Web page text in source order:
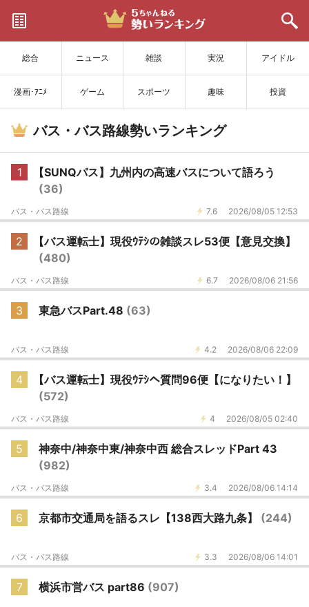
総合 ニュース 雑談 実況 アイドル
漫画･ｱﾆﾒ ゲーム スポーツ 趣味 投資
サイトを更新
バス・バス路線勢いランキング
1
【SUNQパス】九州内の高速バスについて語ろう
(36)
7.6 2026/08/05 12:53
バス・バス路線
2
【バス運転士】現役ｳﾃｼの雑談スレ53便【意見交換】
(480)
6.7 2026/08/06 21:56
バス・バス路線
3 東急バスPart.48 (63)
4.2 2026/08/06 22:09
バス・バス路線
4
【バス運転士】現役ｳﾃｼへ質問96便【になりたい！】
(572)
4 2026/08/05 02:40
バス・バス路線
5
神奈中/神奈中東/神奈中西 総合スレッドPart 43
(982)
3.4 2026/08/06 14:14
バス・バス路線
6 京都市交通局を語るスレ【138西大路九条】 (244)
3.3 2026/08/06 14:01
バス・バス路線
7 横浜市営バス part86 (907)